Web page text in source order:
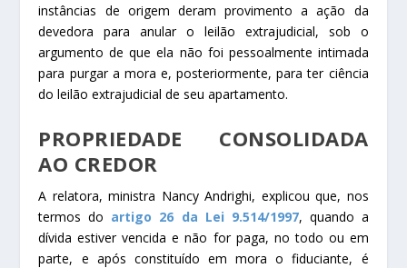
instâncias de origem deram provimento a ação da
devedora para anular o leilão extrajudicial, sob o
argumento de que ela não foi pessoalmente intimada
para purgar a mora e, posteriormente, para ter ciência
do leilão extrajudicial de seu apartamento.
PROPRIEDADE CONSOLIDADA
AO CREDOR
A relatora, ministra Nancy Andrighi, explicou que, nos
termos do artigo 26 da Lei 9.514/1997, quando a
dívida estiver vencida e não for paga, no todo ou em
parte, e após constituído em mora o fiduciante, é